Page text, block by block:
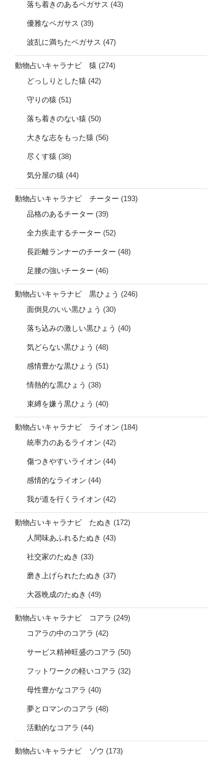
落ち着きのあるペガサス (43)
優雅なペガサス (39)
波乱に満ちたペガサス (47)
動物占いキャラナビ 猿 (274)
どっしりとした猿 (42)
守りの猿 (51)
落ち着きのない猿 (50)
大きな志をもった猿 (56)
尽くす猿 (38)
気分屋の猿 (44)
動物占いキャラナビ チーター (193)
品格のあるチーター (39)
全力疾走するチーター (52)
長距離ランナーのチーター (48)
足腰の強いチーター (46)
動物占いキャラナビ 黒ひょう (246)
面倒見のいい黒ひょう (30)
落ち込みの激しい黒ひょう (40)
気どらない黒ひょう (48)
感情豊かな黒ひょう (51)
情熱的な黒ひょう (38)
束縛を嫌う黒ひょう (40)
動物占いキャラナビ ライオン (184)
統率力のあるライオン (42)
傷つきやすいライオン (44)
感情的なライオン (44)
我が道を行くライオン (42)
動物占いキャラナビ たぬき (172)
人間味あふれるたぬき (43)
社交家のたぬき (33)
磨き上げられたたぬき (37)
大器晩成のたぬき (49)
動物占いキャラナビ コアラ (249)
コアラの中のコアラ (42)
サービス精神旺盛のコアラ (50)
フットワークの軽いコアラ (32)
母性豊かなコアラ (40)
夢とロマンのコアラ (48)
活動的なコアラ (44)
動物占いキャラナビ ゾウ (173)